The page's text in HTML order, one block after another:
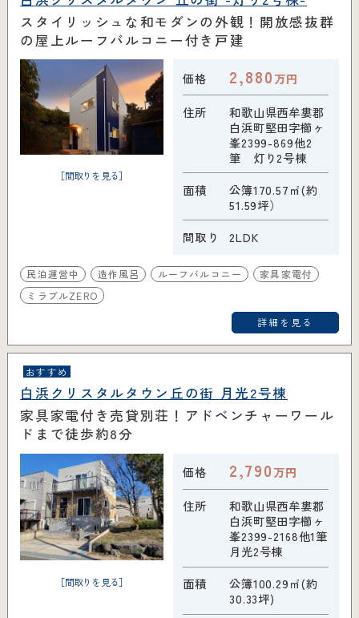
スタイリッシュな和モダンの外観！開放感抜群
の屋上ルーフバルコニー付き戸建
［間取りを見る］
価格 2,880万円
住所
和歌山県西牟婁郡
白浜町堅田字櫛ヶ
峯2399-869他2
筆 灯り2号棟
面積
公簿170.57㎡(約
51.59坪）
間取り
2LDK
民泊運営中 造作風呂 ルーフバルコニー
家具家電付
ミラブルZERO
詳細を見る
おすすめ
白浜クリスタルタウン丘の街 月光2号棟
家具家電付き売貸別荘！アドベンチャーワール
ドまで徒歩約8分
［間取りを見る］
価格 2,790万円
住所
和歌山県西牟婁郡
白浜町堅田字櫛ヶ
峯2399-2168他1筆
月光2号棟
面積
公簿100.29㎡(約
30.33坪)